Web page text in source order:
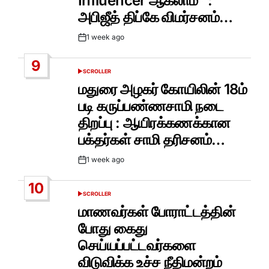
அபிஜீத் திப்கே விமர்சனம்…
Post1 week ago
9
POSTED
SCROLLER
மதுரை அழகர் கோயிலின் 18ம்
படி கருப்பண்ணசாமி நடை
திறப்பு : ஆயிரக்கணக்கான
பக்தர்கள் சாமி தரிசனம்…
Post1 week ago
10
POSTED
SCROLLER
மாணவர்கள் போராட்டத்தின்
போது கைது
செய்யப்பட்டவர்களை
விடுவிக்க உச்ச நீதிமன்றம்